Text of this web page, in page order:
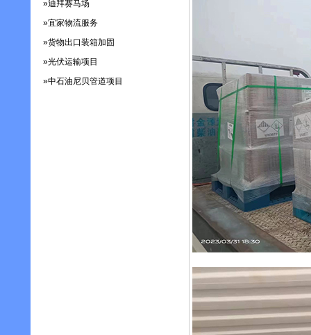
»迪拜赛马场
»宜家物流服务
»货物出口装箱加固
»光伏运输项目
»中石油尼贝管道项目